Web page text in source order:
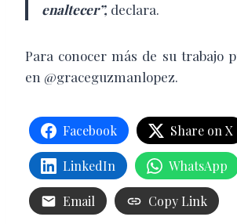
enaltecer”, declara.
Para conocer más de su trabajo
en @graceguzmanlopez.
Facebook Share on X
LinkedIn WhatsApp
Email Copy Link